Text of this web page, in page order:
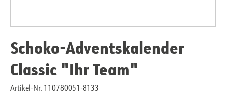
Schoko-Adventskalender
Classic "Ihr Team"
Artikel-Nr. 110780051-8133